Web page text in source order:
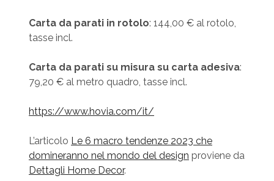
Carta da parati in rotolo: 144,00 € al rotolo,
tasse incl.
Carta da parati su misura su carta adesiva:
79,20 € al metro quadro, tasse incl.
https://www.hovia.com/it/
L’articolo Le 6 macro tendenze 2023 che
domineranno nel mondo del design proviene da
Dettagli Home Decor.